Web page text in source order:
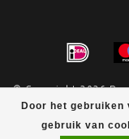
Door het gebruiken
gebruik van
© Copyright 2026
-